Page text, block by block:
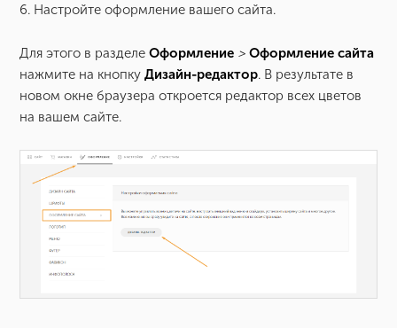
6. Настройте оформление вашего сайта.
Для этого в разделеОформление >Оформление сайта
нажмите на кнопкуДизайн-редактор. В результате в
новом окне браузера откроется редактор всех цветов
на вашем сайте.